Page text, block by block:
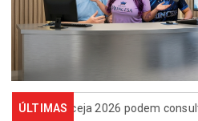
ÚLTIMAS
2026 podem consultar o